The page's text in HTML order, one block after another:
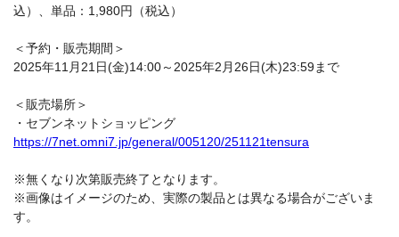
込）、単品：1,980円（税込）
＜予約・販売期間＞
2025年11月21日(金)14:00～2025年2月26日(木)23:59まで
＜販売場所＞
・セブンネットショッピング
https://7net.omni7.jp/general/005120/251121tensura
※無くなり次第販売終了となります。
※画像はイメージのため、実際の製品とは異なる場合がございま
す。